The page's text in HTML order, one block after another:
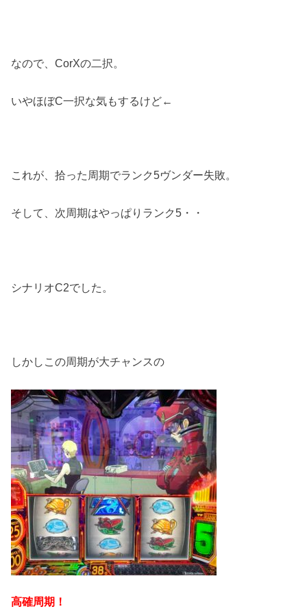
なので、CorXの二択。
いやほぼC一択な気もするけど←
これが、拾った周期でランク5ヴンダー失敗。
そして、次周期はやっぱりランク5・・
シナリオC2でした。
しかしこの周期が大チャンスの
高確周期！